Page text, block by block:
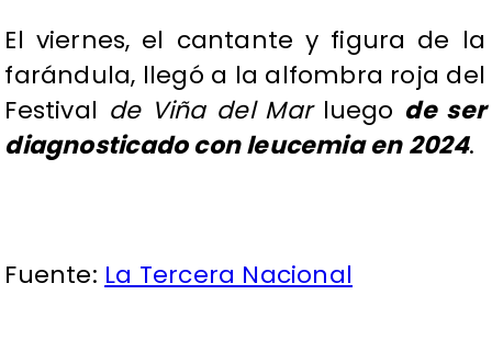
El viernes, el cantante y figura de la
farándula, llegó a la alfombra roja del
Festival de Viña del Marluego de ser
diagnosticado con leucemia en 2024.
Fuente: La Tercera Nacional